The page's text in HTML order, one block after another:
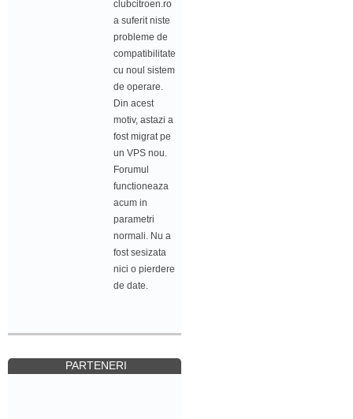
clubcitroen.ro
a suferit niste
probleme de
compatibilitate
cu noul sistem
de operare.
Din acest
motiv, astazi a
fost migrat pe
un VPS nou.
Forumul
functioneaza
acum in
parametri
normali. Nu a
fost sesizata
nici o pierdere
de date.
PARTENERI